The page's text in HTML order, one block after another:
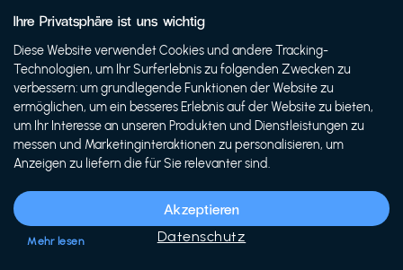
-20%
Siech Cycles
Entdecke den Schweizer Brand für urbane Fahrräder...
Mehr lesen
Ihre Privatsphäre ist uns wichtig
Diese Website verwendet Cookies und andere Tracking-
Technologien, um Ihr Surferlebnis zu folgenden Zwecken zu
verbessern: um grundlegende Funktionen der Website zu
ermöglichen, um ein besseres Erlebnis auf der Website zu bieten,
um Ihr Interesse an unseren Produkten und Dienstleistungen zu
messen und Marketinginteraktionen zu personalisieren, um
Anzeigen zu liefern die für Sie relevanter sind.
Akzeptieren
Datenschutz